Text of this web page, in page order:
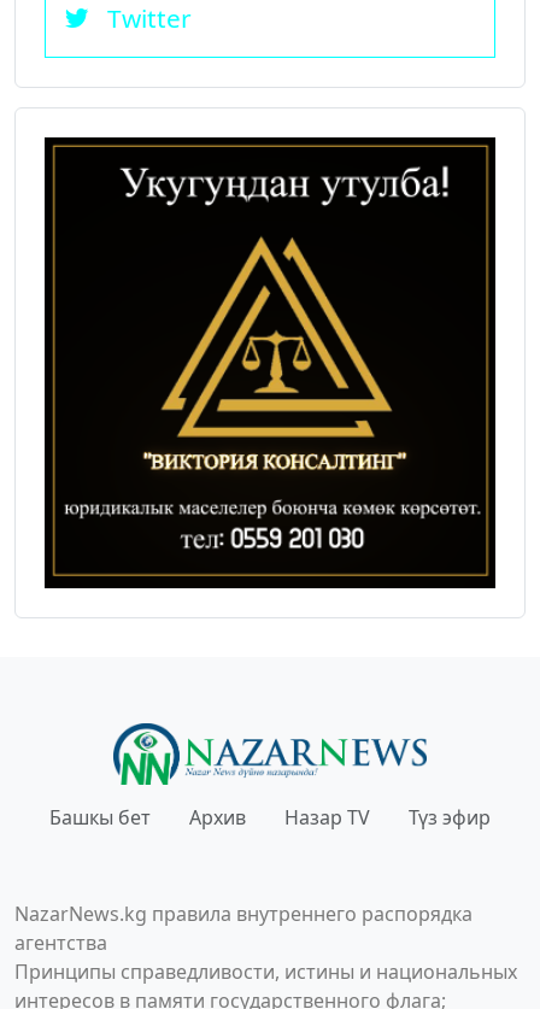
Twitter
Башкы бет Архив Назар TV Түз эфир
NazarNews.kg правила внутреннего распорядка
агентства
Принципы справедливости, истины и национальных
интересов в памяти государственного флага;